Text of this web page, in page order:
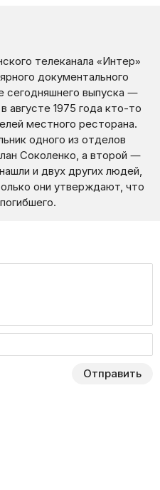
телеканала «Интер»
документального
сегодняшнего выпуска —
августе 1975 года кто-то
местного ресторана.
одного из отделов
Соколенко, а второй —
и двух других людей,
они утверждают, что
Отправить